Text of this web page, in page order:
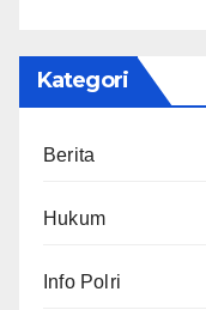
Kategori
Berita
Hukum
Info Polri